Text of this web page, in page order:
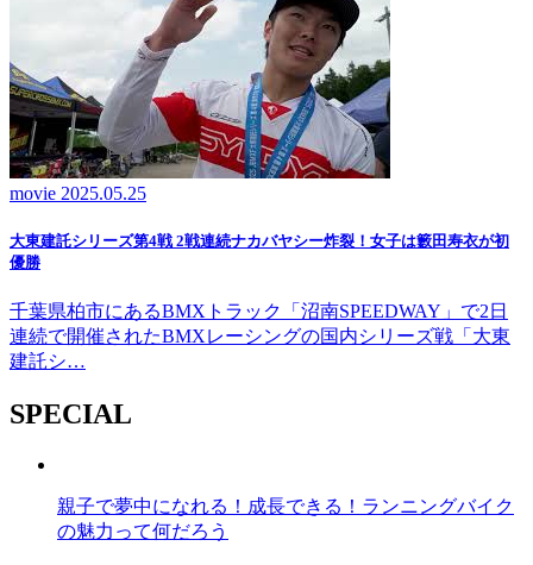
movie 2025.05.25
大東建託シリーズ第4戦 2戦連続ナカバヤシー炸裂！女子は籔田寿衣が初
優勝
千葉県柏市にあるBMXトラック「沼南SPEEDWAY」で2日
連続で開催されたBMXレーシングの国内シリーズ戦「大東
建託シ…
SPECIAL
親子で夢中になれる！成長できる！ランニングバイク
の魅力って何だろう